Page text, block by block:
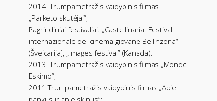
2014 Trumpametražis vaidybinis filmas
„Parketo skutėjai“;
Pagrindiniai festivaliai: „Castellinaria. Festival
internazionale del cinema giovane Bellinzona“
(Šveicarija), „Images festival” (Kanada).
2013 Trumpametražis vaidybinis filmas „Mondo
Eskimo“;
2011 Trumpametražis vaidybinis filmas „Apie
pankus ir apie skinus“;